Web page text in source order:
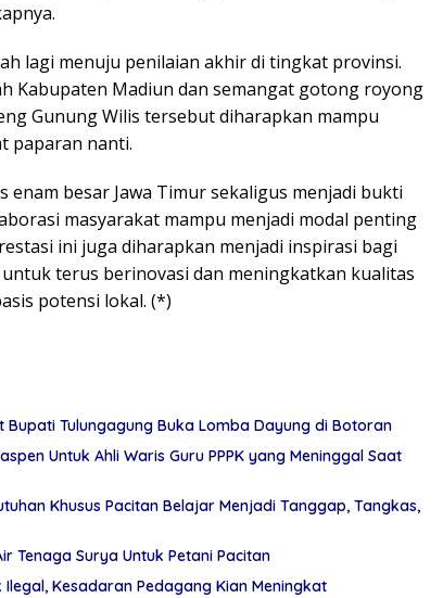
lagi menuju penilaian akhir di tingkat provinsi.
Kabupaten Madiun dan semangat gotong royong
Gunung Wilis tersebut diharapkan mampu
paparan nanti.
enam besar Jawa Timur sekaligus menjadi bukti
masyarakat mampu menjadi modal penting
ini juga diharapkan menjadi inspirasi bagi
terus berinovasi dan meningkatkan kualitas
potensi lokal. (*)
Bupati Tulungagung Buka Lomba Dayung di Botoran
Untuk Ahli Waris Guru PPPK yang Meninggal Saat
Khusus Pacitan Belajar Menjadi Tanggap, Tangkas,
Tenaga Surya Untuk Petani Pacitan
Kesadaran Pedagang Kian Meningkat